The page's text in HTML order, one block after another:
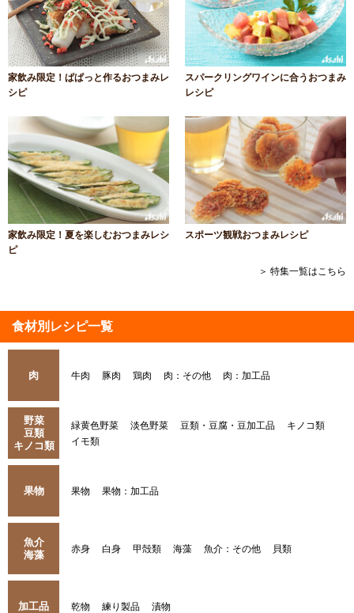
家飲み限定！ぱぱっと作るおつまみレ
シピ
スパークリングワインに合うおつまみ
レシピ
家飲み限定！夏を楽しむおつまみレシ
ピ
スポーツ観戦おつまみレシピ
＞ 特集一覧はこちら
食材別レシピ一覧
肉 牛肉 豚肉 鶏肉 肉：その他 肉：加工品
野菜
豆類
キノコ類
緑黄色野菜 淡色野菜 豆類・豆腐・豆加工品
キノコ類
イモ類
果物 果物 果物：加工品
魚介
海藻
赤身 白身 甲殻類 海藻 魚介：その他 貝類
加工品 乾物 練り製品 漬物